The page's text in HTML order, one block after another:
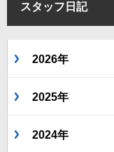
スタッフ日記
2026年
2025年
2024年